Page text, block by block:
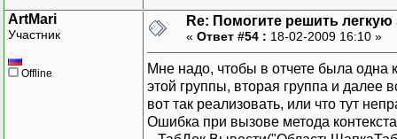
ArtMari
Участник
Offline
Re: Помогите решить легкую
« Ответ #54 : 18-02-2009 16:10 »
Мне надо, чтобы в отчете была одна
этой группы, вторая группа и далее
вот так реализовать, или что тут
Ошибка при вызове метода